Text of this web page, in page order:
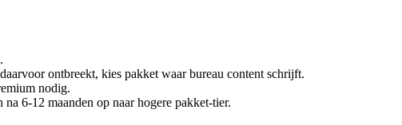
ontbreekt, kies pakket waar bureau content schrijft.
nodig.
6-12 maanden op naar hogere pakket-tier.